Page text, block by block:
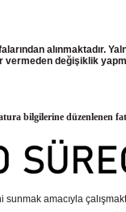
alınmaktadır.
değişiklik
bilgilerine düzenlenen
amacıyla